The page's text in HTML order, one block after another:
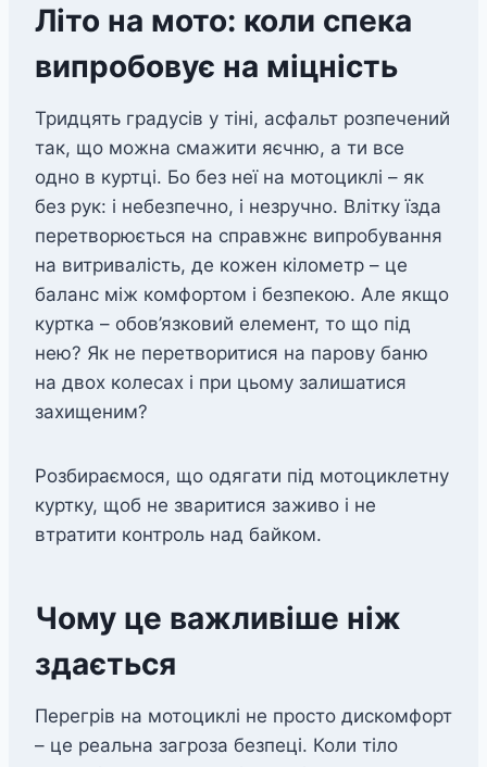
Літо на мото: коли спека
випробовує на міцність
Тридцять градусів у тіні, асфальт розпечений
так, що можна смажити яєчню, а ти все
одно в куртці. Бо без неї на мотоциклі – як
без рук: і небезпечно, і незручно. Влітку їзда
перетворюється на справжнє випробування
на витривалість, де кожен кілометр – це
баланс між комфортом і безпекою. Але якщо
куртка – обов’язковий елемент, то що під
нею? Як не перетворитися на парову баню
на двох колесах і при цьому залишатися
захищеним?
Розбираємося, що одягати під мотоциклетну
куртку, щоб не зваритися заживо і не
втратити контроль над байком.
Чому це важливіше ніж
здається
Перегрів на мотоциклі не просто дискомфорт
– це реальна загроза безпеці. Коли тіло